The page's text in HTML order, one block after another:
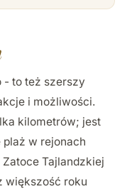
- to też szerszy
i możliwości.
kilometrów; jest
w rejonach
Tajlandzkiej
większość roku